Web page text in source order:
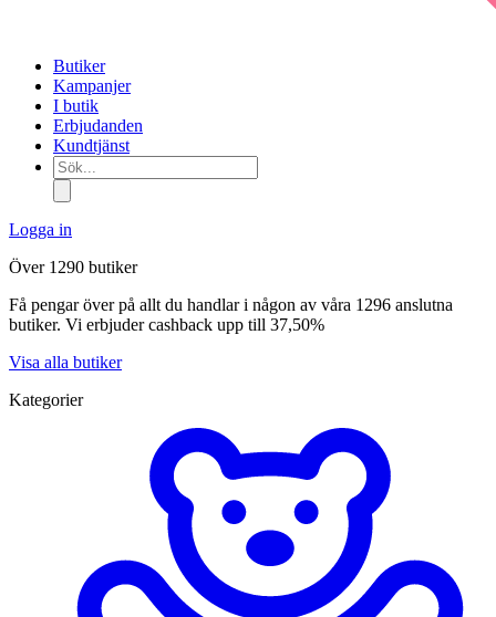
Butiker
Kampanjer
I butik
Erbjudanden
Kundtjänst
Sök...
Logga in
Över 1290 butiker
Få pengar över på allt du handlar i någon av våra 1296 anslutna
butiker. Vi erbjuder cashback upp till 37,50%
Visa alla butiker
Kategorier